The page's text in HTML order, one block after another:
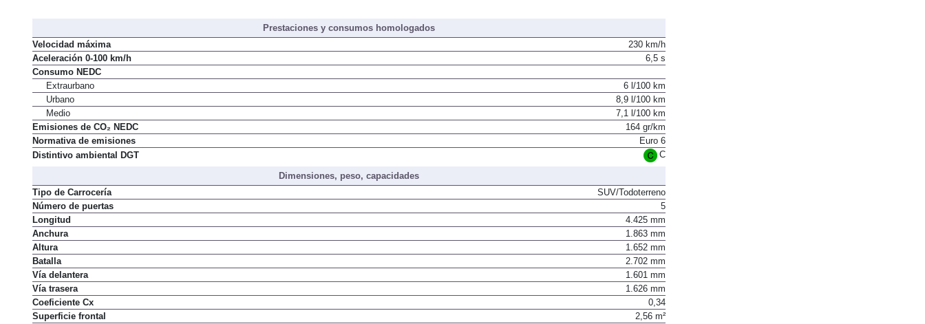
Prestaciones y consumos homologados
Velocidad máxima
230 km/h
Aceleración 0-100 km/h
6,5 s
Consumo NEDC
Extraurbano
6 l/100 km
Urbano
8,9 l/100 km
Medio
7,1 l/100 km
Emisiones de CO₂ NEDC
164 gr/km
Normativa de emisiones
Euro 6
Distintivo ambiental DGT
C
Dimensiones, peso, capacidades
Tipo de Carrocería
SUV/Todoterreno
Número de puertas
5
Longitud
4.425 mm
Anchura
1.863 mm
Altura
1.652 mm
Batalla
2.702 mm
Vía delantera
1.601 mm
Vía trasera
1.626 mm
Coeficiente Cx
0,34
Superficie frontal
2,56 m²